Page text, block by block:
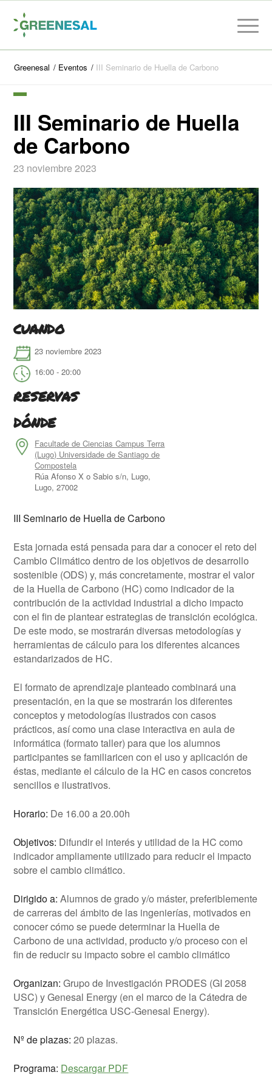
Greenesal / Eventos / III Seminario de Huella de Carbono
III Seminario de Huella
de Carbono
23 noviembre 2023
CUANDO
23 noviembre 2023
16:00 - 20:00
Descargar ICSGoogle Calendar
RESERVAS
DÓNDE
Facultade de Ciencias Campus Terra
(Lugo) Universidade de Santiago de
Compostela
Rúa Afonso X o Sabio s/n, Lugo,
Lugo, 27002
III Seminario de Huella de Carbono
Esta jornada está pensada para dar a conocer el reto del
Cambio Climático dentro de los objetivos de desarrollo
sostenible (ODS) y, más concretamente, mostrar el valor
de la Huella de Carbono (HC) como indicador de la
contribución de la actividad industrial a dicho impacto
con el fin de plantear estrategias de transición ecológica.
De este modo, se mostrarán diversas metodologías y
herramientas de cálculo para los diferentes alcances
estandarizados de HC.
El formato de aprendizaje planteado combinará una
presentación, en la que se mostrarán los diferentes
conceptos y metodologías ilustrados con casos
prácticos, así como una clase interactiva en aula de
informática (formato taller) para que los alumnos
participantes se familiaricen con el uso y aplicación de
éstas, mediante el cálculo de la HC en casos concretos
sencillos e ilustrativos.
Horario: De 16.00 a 20.00h
Objetivos: Difundir el interés y utilidad de la HC como
indicador ampliamente utilizado para reducir el impacto
sobre el cambio climático.
Dirigido a: Alumnos de grado y/o máster, preferiblemente
de carreras del ámbito de las ingenierías, motivados en
conocer cómo se puede determinar la Huella de
Carbono de una actividad, producto y/o proceso con el
fin de reducir su impacto sobre el cambio climático
Organizan: Grupo de Investigación PRODES (GI 2058
USC) y Genesal Energy (en el marco de la Cátedra de
Transición Energética USC-Genesal Energy).
Nº de plazas: 20 plazas.
Programa: Descargar PDF